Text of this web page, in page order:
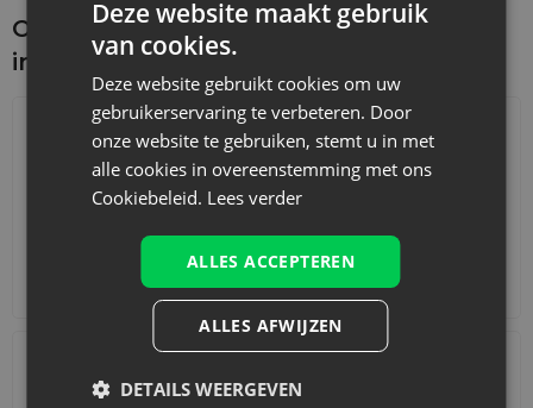
Ontdek wat je nog meer zou kunnen
interesseren
Adventskalenders Katoenen zakjes
Deze website maakt gebruik
van cookies.
Deze website gebruikt cookies om uw
gebruikerservaring te verbeteren. Door
onze website te gebruiken, stemt u in met
alle cookies in overeenstemming met ons
Cookiebeleid. Lees verder
ALLES ACCEPTEREN
ALLES AFWIJZEN
DETAILS WEERGEVEN